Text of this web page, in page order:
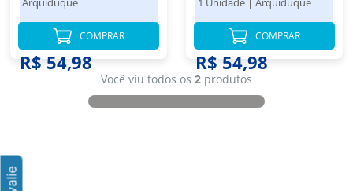
R$ 54,98
COMPRAR
R$ 54,98
COMPRAR
Você viu todos os 2 produtos